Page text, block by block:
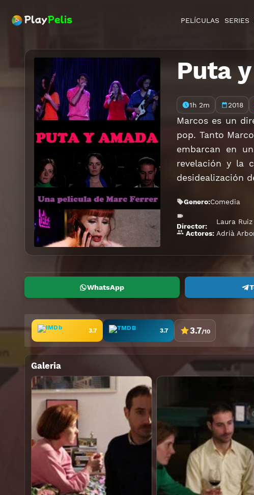
PELÍCULAS SERIES
Puta
1h 2m 2018
Marcos es un
pop. Tanto
embarcan en
revelación y la
desidealización
Genero:Comedia
Director:
Laura
Actores: Adrià
WhatsApp
3.7 3.7 3.7/10
Galeria